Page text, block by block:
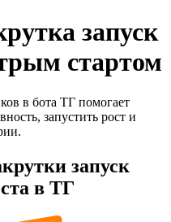
запуск
стартом
в бота ТГ помогает
запустить рост и
запуск
в ТГ